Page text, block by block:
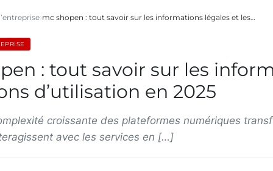
mc shopen : tout savoir sur les informations légales et les…
: tout savoir sur les
d’utilisation en 2025
croissante des plateformes numériques
avec les services en […]